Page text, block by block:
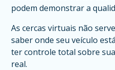
podem demonstrar a
As cercas virtuais não
saber onde seu veículo
ter controle total sobre
real.